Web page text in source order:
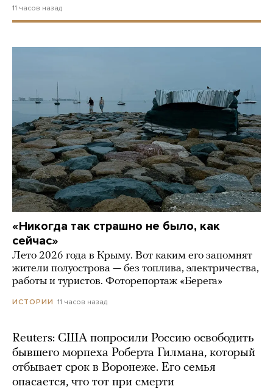
11 часов назад
«Никогда так страшно не было, как
сейчас»
Лето 2026 года в Крыму. Вот каким его запомнят
жители полуострова — без топлива, электричества,
работы и туристов. Фоторепортаж «Берега»
ИСТОРИИ 11 часов назад
Reuters: США попросили Россию освободить
бывшего морпеха Роберта Гилмана, который
отбывает срок в Воронеже. Его семья
опасается, что тот при смерти